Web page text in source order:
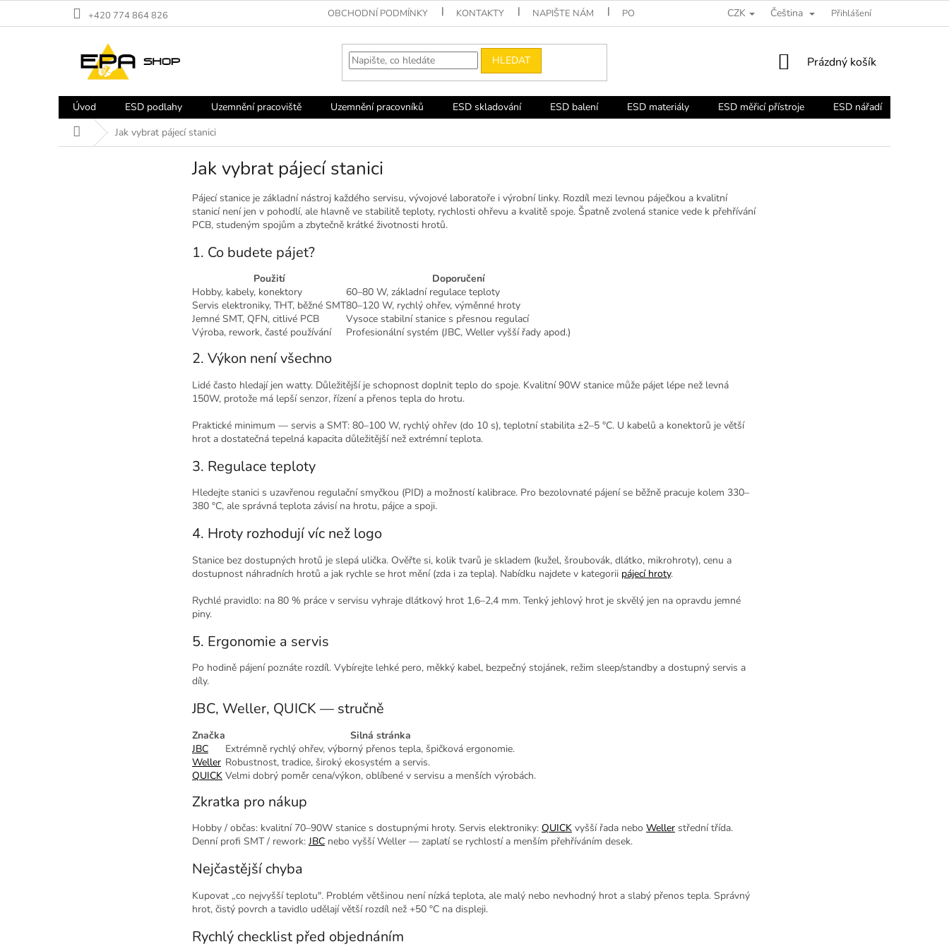
+420 774 864 826 OBCHODNÍ PODMÍNKY KONTAKTY NAPIŠTE NÁM PORADNA CZK Čeština Přihlášení
HLEDAT
NÁKUPNÍ
Prázdný košík
Úvod ESD podlahy Uzemnění pracoviště Uzemnění pracovníků ESD skladování ESD balení ESD materiály ESD měřicí přístroje ESD nářadí
Domů Jak vybrat pájecí stanici
Jak vybrat pájecí stanici
Pájecí stanice je základní nástroj každého servisu, vývojové laboratoře i výrobní linky. Rozdíl mezi levnou páječkou a kvalitní
stanicí není jen v pohodlí, ale hlavně ve stabilitě teploty, rychlosti ohřevu a kvalitě spoje. Špatně zvolená stanice vede k přehřívání
PCB, studeným spojům a zbytečně krátké životnosti hrotů.
1. Co budete pájet?
Použití
Doporučení
Hobby, kabely, konektory
60–80 W, základní regulace teploty
Servis elektroniky, THT, běžné SMT80–120 W, rychlý ohřev, výměnné hroty
Jemné SMT, QFN, citlivé PCB
Vysoce stabilní stanice s přesnou regulací
Výroba, rework, časté používání
Profesionální systém (JBC, Weller vyšší řady apod.)
2. Výkon není všechno
Lidé často hledají jen watty. Důležitější je schopnost doplnit teplo do spoje. Kvalitní 90W stanice může pájet lépe než levná
150W, protože má lepší senzor, řízení a přenos tepla do hrotu.
Praktické minimum — servis a SMT: 80–100 W, rychlý ohřev (do 10 s), teplotní stabilita ±2–5 °C. U kabelů a konektorů je větší
hrot a dostatečná tepelná kapacita důležitější než extrémní teplota.
3. Regulace teploty
Hledejte stanici s uzavřenou regulační smyčkou (PID) a možností kalibrace. Pro bezolovnaté pájení se běžně pracuje kolem 330–
380 °C, ale správná teplota závisí na hrotu, pájce a spoji.
4. Hroty rozhodují víc než logo
Stanice bez dostupných hrotů je slepá ulička. Ověřte si, kolik tvarů je skladem (kužel, šroubovák, dlátko, mikrohroty), cenu a
dostupnost náhradních hrotů a jak rychle se hrot mění (zda i za tepla). Nabídku najdete v kategorii pájecí hroty.
Rychlé pravidlo: na 80 % práce v servisu vyhraje dlátkový hrot 1,6–2,4 mm. Tenký jehlový hrot je skvělý jen na opravdu jemné
piny.
5. Ergonomie a servis
Po hodině pájení poznáte rozdíl. Vybírejte lehké pero, měkký kabel, bezpečný stojánek, režim sleep/standby a dostupný servis a
díly.
JBC, Weller, QUICK — stručně
Značka
Silná stránka
JBC
Extrémně rychlý ohřev, výborný přenos tepla, špičková ergonomie.
Weller Robustnost, tradice, široký ekosystém a servis.
QUICK Velmi dobrý poměr cena/výkon, oblíbené v servisu a menších výrobách.
Zkratka pro nákup
Hobby / občas: kvalitní 70–90W stanice s dostupnými hroty. Servis elektroniky: QUICK vyšší řada nebo Weller střední třída.
Denní profi SMT / rework: JBC nebo vyšší Weller — zaplatí se rychlostí a menším přehříváním desek.
Nejčastější chyba
Kupovat „co nejvyšší teplotu". Problém většinou není nízká teplota, ale malý nebo nevhodný hrot a slabý přenos tepla. Správný
hrot, čistý povrch a tavidlo udělají větší rozdíl než +50 °C na displeji.
Rychlý checklist před objednáním